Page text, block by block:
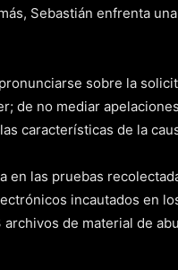
Sebastián enfrenta
sobre la
de no mediar
características de la
en las pruebas
incautados en
de material de